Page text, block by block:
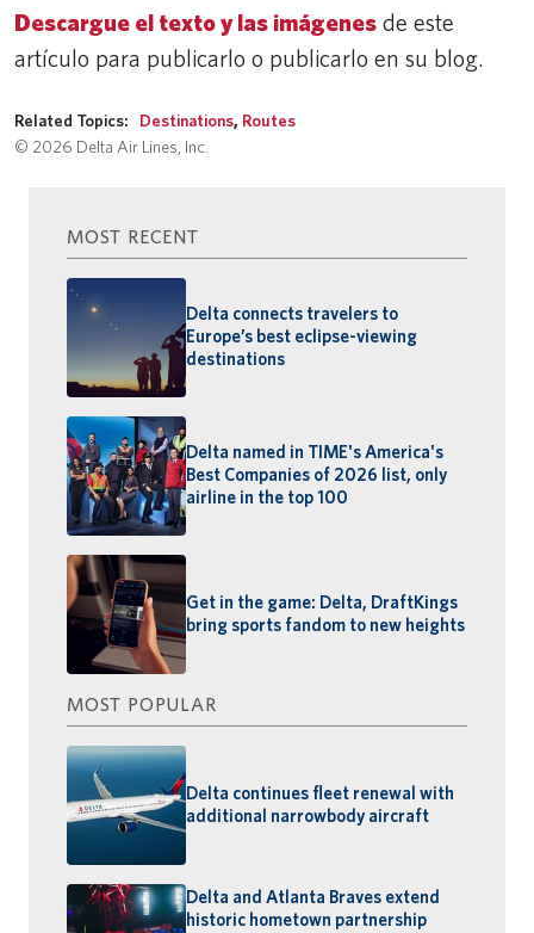
Descargue el texto y las imágenes de este
artículo para publicarlo o publicarlo en su blog.
Related Topics: Destinations, Routes
© 2026 Delta Air Lines, Inc.
MOST RECENT
Delta connects travelers to
Europe’s best eclipse-viewing
destinations
Delta named in TIME's America's
Best Companies of 2026 list, only
airline in the top 100
Get in the game: Delta, DraftKings
bring sports fandom to new heights
MOST POPULAR
Delta continues fleet renewal with
additional narrowbody aircraft
Delta and Atlanta Braves extend
historic hometown partnership